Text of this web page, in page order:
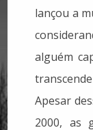
lançou a
alguém
Apesar
2000, as